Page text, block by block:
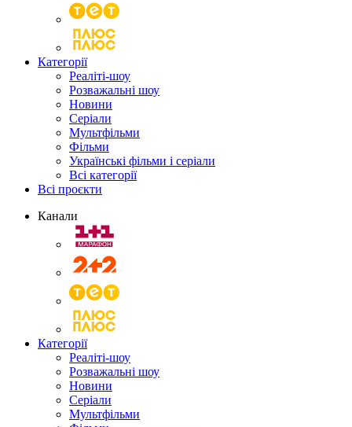
Категорії
Реаліті-шоу
Розважальні шоу
Новини
Серіали
Мультфільми
Фільми
Українські фільми і серіали
Всі категорії
Всі проєкти
Канали
Категорії
Реаліті-шоу
Розважальні шоу
Новини
Серіали
Мультфільми